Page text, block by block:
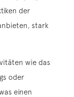
der
stark
wie das
oder
einen